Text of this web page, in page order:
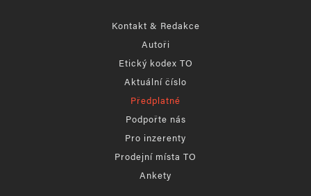
Kontakt & Redakce
Autoři
Etický kodex TO
Aktuální číslo
Předplatné
Podpořte nás
Pro inzerenty
Prodejní místa TO
Ankety